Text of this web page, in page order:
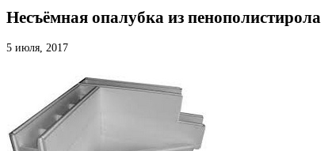
Несъёмная опалубка из пенополистирола
5 июля, 2017